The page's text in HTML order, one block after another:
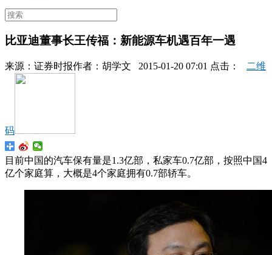
比亚迪董事长王传福：新能源车机遇百年一遇
来源： 证券时报作者： 胡学文 2015-01-20 07:01 点击： 二维
码
目前中国的汽车保有量是1.3亿部，私家车0.7亿部，按照中国4
亿个家庭算，大概是4个家庭拥有0.7部轿车。